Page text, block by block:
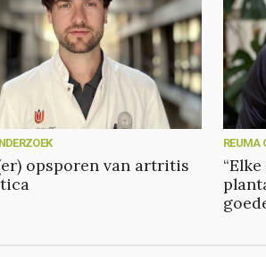
opsporen van artritis
REUMA